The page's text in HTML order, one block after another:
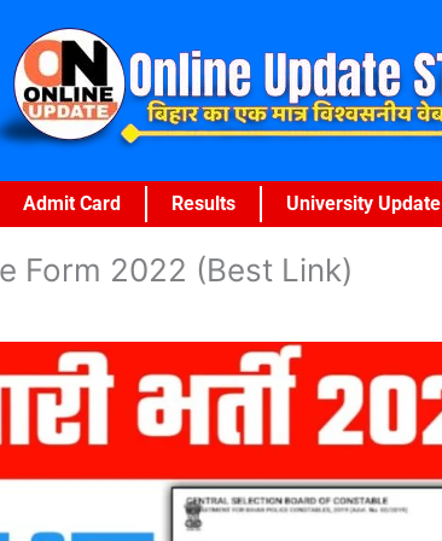
Admit Card Results University Update
Form 2022 (Best Link)